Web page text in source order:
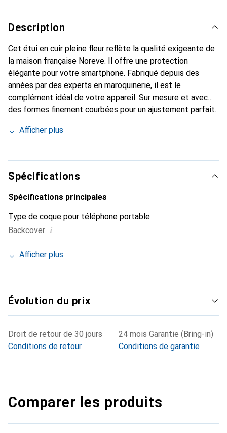
Description
Cet étui en cuir pleine fleur reflète la qualité exigeante de
la maison française Noreve. Il offre une protection
élégante pour votre smartphone. Fabriqué depuis des
années par des experts en maroquinerie, il est le
complément idéal de votre appareil. Sur mesure et avec
des formes finement courbées pour un ajustement parfait.
smartphone. La marque Noreve est reconnue
constitue toujours un bon choix pour le client exigeant.
Afficher plus
Spécifications
Spécifications principales
Type de coque pour téléphone portable
Backcover i
Afficher plus
Évolution du prix
Droit de retour de 30 jours
Conditions de retour
24 mois Garantie (Bring-in)
Conditions de garantie
Comparer les produits